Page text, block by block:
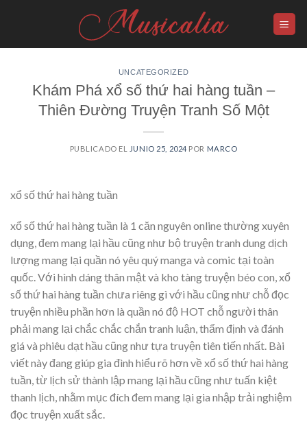
UNCATEGORIZED
Khám Phá xổ số thứ hai hàng tuần –
Thiên Đường Truyện Tranh Số Một
PUBLICADO EL JUNIO 25, 2024 POR MARCO
xổ số thứ hai hàng tuần
xổ số thứ hai hàng tuần là 1 căn nguyên online thường xuyên
dụng, đem mang lại hầu cũng như bộ truyện tranh dung dịch
lượng mang lại quần nó yêu quý manga và comic tại toàn
quốc. Với hình dáng thân mật và kho tàng truyện béo con, xổ
số thứ hai hàng tuần chưa riêng gì với hầu cũng như chỗ đọc
truyện nhiều phần hơn là quần nó độ HOT chỗ người thân
phải mang lại chắc chắc chắn tranh luận, thẩm định và đánh
giá và phiêu dạt hầu cũng như tựa truyện tiên tiến nhất. Bài
viết này đang giúp gia đình hiểu rõ hơn về xổ số thứ hai hàng
tuần, từ lịch sử thành lập mang lại hầu cũng như tuấn kiệt
thanh lịch, nhằm mục đích đem mang lại gia nhập trải nghiệm
đọc truyện xuất sắc.